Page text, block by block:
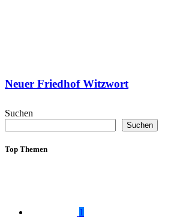
Neuer Friedhof Witzwort
Suchen
Suchen
Top Themen
1